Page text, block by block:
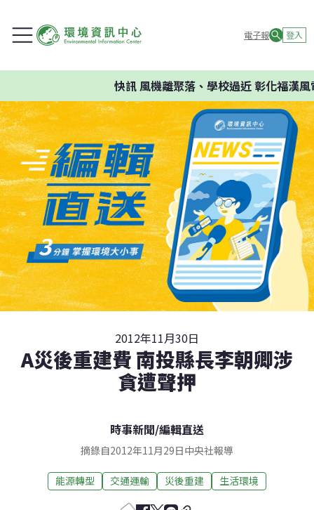
電子報 登入
快訊風機離聚落、學校過近 彰化福漢風
2012年11月30日
A災後重建費 南投縣長李朝卿涉
貪遭聲押
時事新聞/編輯直送
摘錄自2012年11月29日中央社報導
能源轉型 交通運輸 災後重建 生活環境